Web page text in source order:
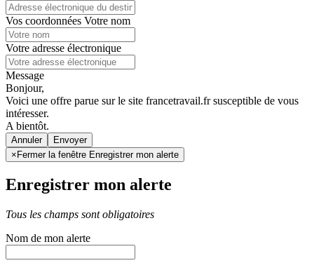
Vos coordonnées Votre nom
Votre adresse électronique
Message
Bonjour,
Voici une offre parue sur le site francetravail.fr susceptible de vous
intéresser.
A bientôt.
Annuler
×Fermer la fenêtre Enregistrer mon alerte
Enregistrer mon alerte
Tous les champs sont obligatoires
Nom de mon alerte